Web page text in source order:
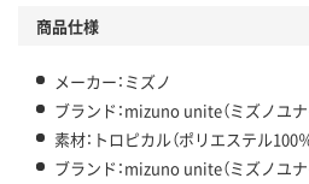
商品仕様
メーカー：ミズノ
ブランド：mizuno unite（ミズノユナ
素材：トロピカル（ポリエステル100％
ブランド：mizuno unite（ミズノユナ